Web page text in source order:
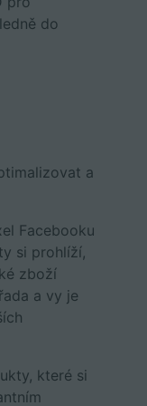
do
a
Facebooku
si prohlíží,
zboží
a vy je
které si